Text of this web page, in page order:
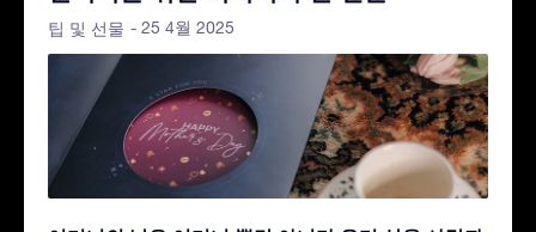
팁 및 선물 - 25 4월 2025